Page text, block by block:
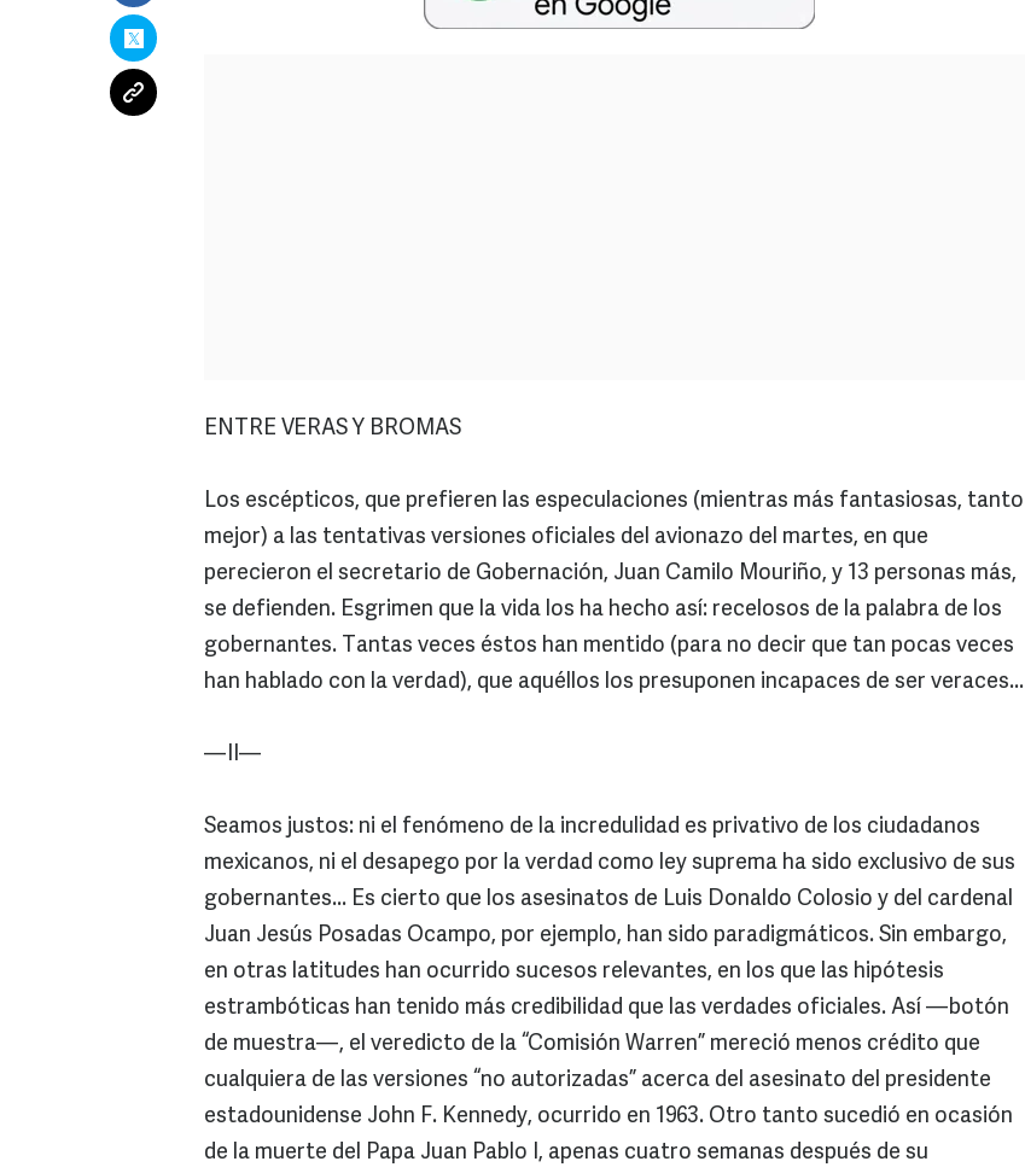
ENTRE VERAS Y BROMAS
Los escépticos, que prefieren las especulaciones (mientras más fantasiosas, tanto
mejor) a las tentativas versiones oficiales del avionazo del martes, en que
perecieron el secretario de Gobernación, Juan Camilo Mouriño, y 13 personas más,
se defienden. Esgrimen que la vida los ha hecho así: recelosos de la palabra de los
gobernantes. Tantas veces éstos han mentido (para no decir que tan pocas veces
han hablado con la verdad), que aquéllos los presuponen incapaces de ser veraces...
—II—
Seamos justos: ni el fenómeno de la incredulidad es privativo de los ciudadanos
mexicanos, ni el desapego por la verdad como ley suprema ha sido exclusivo de sus
gobernantes... Es cierto que los asesinatos de Luis Donaldo Colosio y del cardenal
Juan Jesús Posadas Ocampo, por ejemplo, han sido paradigmáticos. Sin embargo,
en otras latitudes han ocurrido sucesos relevantes, en los que las hipótesis
estrambóticas han tenido más credibilidad que las verdades oficiales. Así —botón
de muestra—, el veredicto de la “Comisión Warren” mereció menos crédito que
cualquiera de las versiones “no autorizadas” acerca del asesinato del presidente
estadounidense John F. Kennedy, ocurrido en 1963. Otro tanto sucedió en ocasión
de la muerte del Papa Juan Pablo I, apenas cuatro semanas después de su